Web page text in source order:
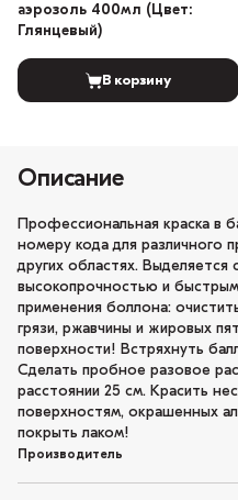
аэрозоль 400мл (Цвет:
Глянцевый)
В корзину
Описание
Профессиональная краска в
номеру кода для различного
других областях.
высокопрочностью и
применения боллона:
грязи, ржавчины и жировых
поверхности! Встряхнуть
Сделать пробное разовое
расстоянии 25 см. Красить
поверхностям, окрашенных
покрыть лаком!
Производитель